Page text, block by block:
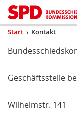
Kopfbereich
Sprungmarken-
Navigation
Hauptnavigation
Sie
sind
Start › Kontakt
Inhaltsbereich
Kontakt
Geschäftsstelle
Wilhelmstr. 141